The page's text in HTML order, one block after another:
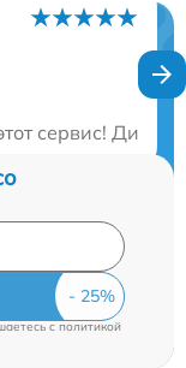
сервис!
cполитикой